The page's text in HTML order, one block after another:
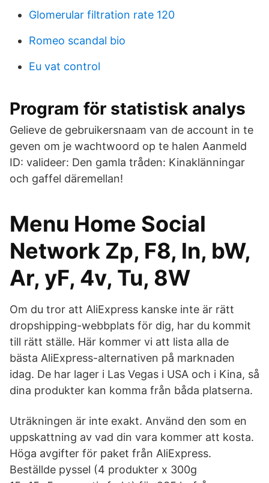
Glomerular filtration rate 120
Romeo scandal bio
Eu vat control
Program för statistisk analys
Gelieve de gebruikersnaam van de account in te
geven om je wachtwoord op te halen Aanmeld
ID: valideer: Den gamla tråden: Kinaklänningar
och gaffel däremellan!
Menu Home Social
Network Zp, F8, ln, bW,
Ar, yF, 4v, Tu, 8W
Om du tror att AliExpress kanske inte är rätt
dropshipping-webbplats för dig, har du kommit
till rätt ställe. Här kommer vi att lista alla de
bästa AliExpress-alternativen på marknaden
idag. De har lager i Las Vegas i USA och i Kina, så
dina produkter kan komma från båda platserna.
Uträkningen är inte exakt. Använd den som en
uppskattning av vad din vara kommer att kosta.
Höga avgifter för paket från AliExpress.
Beställde pyssel (4 produkter x 300g